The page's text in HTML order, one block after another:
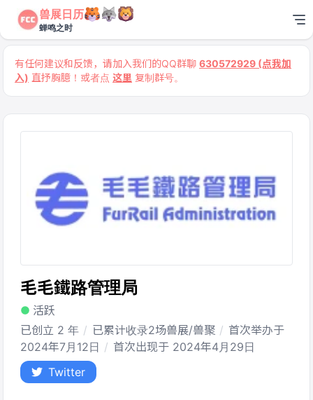
兽展日历
蝉鸣之时
有任何建议和反馈，请加入我们的QQ群聊 630572929 (点我加
入) 直抒胸臆！或者点 这里 复制群号。
毛毛鐵路管理局
活跃
已创立 2 年
已累计收录2场兽展/兽聚
首次举办于
2024年7月12日
首次出现于 2024年4月29日
Twitter